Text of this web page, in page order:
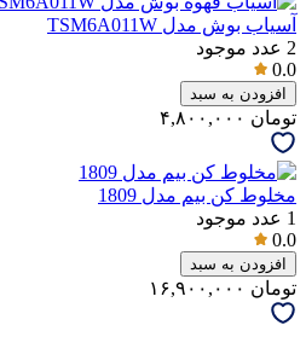
آسیاب بوش مدل TSM6A011W
2 عدد موجود
0.0
افزودن به سبد
تومان
مخلوط کن بیم مدل 1809
1 عدد موجود
0.0
افزودن به سبد
تومان